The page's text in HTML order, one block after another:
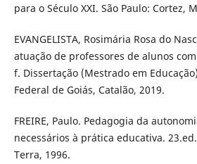
para o Século XXI. São Paulo: Cortez,
EVANGELISTA, Rosimária Rosa do
atuação de professores de alunos
f. Dissertação (Mestrado em
Federal de Goiás, Catalão, 2019.
FREIRE, Paulo. Pedagogia da
necessários à prática educativa.
Terra, 1996.